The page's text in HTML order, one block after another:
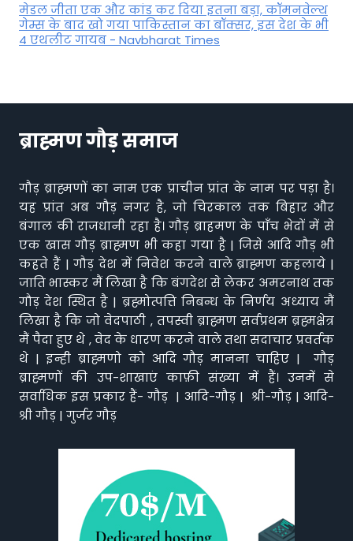
मेडल जीता एक और कांड कर दिया इतना बड़ा, कॉमनवेल्थ
गेम्स के बाद खो गया पाकिस्तान का बॉक्सर, इस देश के भी
4 एथलीट गायब - Navbharat Times
ब्राह्मण गौड़ समाज
गौड़ ब्राह्मणों का नाम एक प्राचीन प्रांत के नाम पर पड़ा है।
यह प्रांत अब गौड़ नगर है, जो चिरकाल तक बिहार और
बंगाल की राजधानी रहा है। गौड़ ब्राहमण के पाँच भेदों में से
एक खास गौड़ ब्राह्मण भी कहा गया है | जिसे आदि गौड़ भी
कहते हैं | गौड़ देश में निवेश करने वाले ब्राह्मण कहलाये |
जाति भास्कर मैं लिखा है कि बंगदेश से लेकर अमरनाथ तक
गौड़ देश स्थित है | ब्रह्मोत्पत्ति निबन्ध के निर्णय अध्याय मैं
लिखा है कि जो वेदपाठी , तपस्वी ब्राह्मण सर्वप्रथम ब्रह्मक्षेत्र
मैं पैदा हुए थे , वेद के धारण करने वाले तथा सदाचार प्रवर्तक
थे | इन्ही ब्राह्मणो को आदि गौड़ मानना चाहिए | गौड़
ब्राह्मणों की उप-शाखाएं काफ़ी संख्या में हैं। उनमें से
सर्वाधिक इस प्रकार हैं- गौड़ | आदि-गौड़ | श्री-गौड़ | आदि-
श्री गौड़ | गुर्जर गौड़